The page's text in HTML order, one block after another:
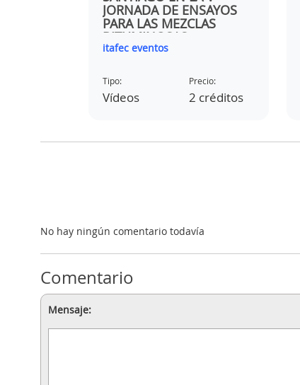
JORNADA DE ENSAYOS
PARA LAS MEZCLAS
BITUMINOSAS
itafec eventos
Tipo:
Vídeos
Precio:
2 créditos
No hay ningún comentario todavía
Comentario
Mensaje: